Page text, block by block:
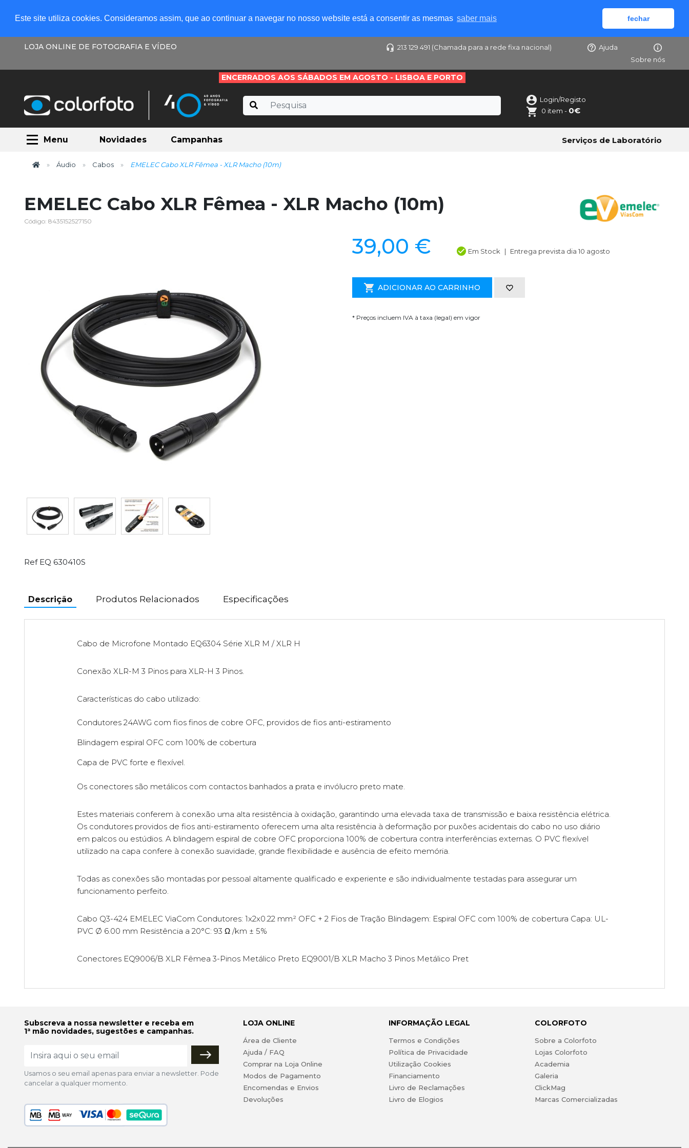
Este site utiliza cookies. Consideramos assim, que ao continuar a navegar no nosso website está a consentir as mesmas saber mais fechar
LOJA ONLINE DE FOTOGRAFIA E VÍDEO 213 129 491 (Chamada para a rede fixa nacional)
Ajuda
Sobre nós
ENCERRADOS AOS SÁBADOS EM AGOSTO - LISBOA E PORTO
Login/Registo
0 item - 0€
Menu Novidades Campanhas Serviços de Laboratório
Áudio Cabos EMELEC Cabo XLR Fêmea - XLR Macho (10m)
EMELEC Cabo XLR Fêmea - XLR Macho (10m)
Código: 8435152527150
Ref EQ 630410S
39,00 € Em Stock Entrega prevista dia 10 agosto
ADICIONAR AO CARRINHO
* Preços incluem IVA à taxa (legal) em vigor
Descrição Produtos Relacionados Especificações
Cabo de Microfone Montado EQ6304 Série XLR M / XLR H
Conexão XLR-M 3 Pinos para XLR-H 3 Pinos.
Características do cabo utilizado:
Condutores 24AWG com fios finos de cobre OFC, providos de fios anti-estiramento
Blindagem espiral OFC com 100% de cobertura
Capa de PVC forte e flexível.
Os conectores são metálicos com contactos banhados a prata e invólucro preto mate.
Estes materiais conferem à conexão uma alta resistência à oxidação, garantindo uma elevada taxa de transmissão e baixa resistência elétrica.
Os condutores providos de fios anti-estiramento oferecem uma alta resistência à deformação por puxões acidentais do cabo no uso diário
em palcos ou estúdios. A blindagem espiral de cobre OFC proporciona 100% de cobertura contra interferências externas. O PVC flexível
utilizado na capa confere à conexão suavidade, grande flexibilidade e ausência de efeito memória.
Todas as conexões são montadas por pessoal altamente qualificado e experiente e são individualmente testadas para assegurar um
funcionamento perfeito.
Cabo Q3-424 EMELEC ViaCom Condutores: 1x2x0.22 mm² OFC + 2 Fios de Tração Blindagem: Espiral OFC com 100% de cobertura Capa: UL-
PVC Ø 6.00 mm Resistência a 20°C: 93 Ω /km ± 5%
Conectores EQ9006/B XLR Fêmea 3-Pinos Metálico Preto EQ9001/B XLR Macho 3 Pinos Metálico Pret
Subscreva a nossa newsletter e receba em
1ª mão novidades, sugestões e campanhas.
Usamos o seu email apenas para enviar a newsletter. Pode
cancelar a qualquer momento.
LOJA ONLINE
Área de Cliente
Ajuda / FAQ
Comprar na Loja Online
Modos de Pagamento
Encomendas e Envios
Devoluções
INFORMAÇÃO LEGAL
Termos e Condições
Política de Privacidade
Utilização Cookies
Financiamento
Livro de Reclamações
Livro de Elogios
COLORFOTO
Sobre a Colorfoto
Lojas Colorfoto
Academia
Galeria
ClickMag
Marcas Comercializadas